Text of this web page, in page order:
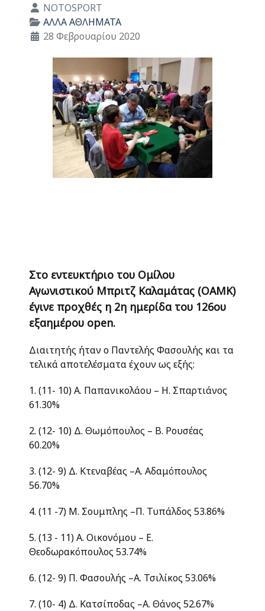
Λεπτομέρειες
NOTOSPORT
ΑΛΛΑ ΑΘΛΗΜΑΤΑ
28 Φεβρουαρίου 2020
Στο εντευκτήριο του Ομίλου
Αγωνιστικού Μπριτζ Καλαμάτας (ΟΑΜΚ)
έγινε προχθές η 2η ημερίδα του 126ου
εξαημέρου open.
Διαιτητής ήταν ο Παντελής Φασουλής και τα
τελικά αποτελέσματα έχουν ως εξής:
1. (11- 10) Α. Παπανικολάου – Η. Σπαρτιάνος
61.30%
2. (12- 10) Δ. Θωμόπουλος – Β. Ρουσέας
60.20%
3. (12- 9) Δ. Κτεναβέας –Α. Αδαμόπουλος
56.70%
4. (11 -7) Μ. Σουμπλης –Π. Τυπάλδος 53.86%
5. (13 - 11) Α. Οικονόμου – Ε.
Θεοδωρακόπουλος 53.74%
6. (12- 9) Π. Φασουλής –Α. Τσιλίκος 53.06%
7. (10- 4) Δ. Κατσίποδας –Α. Θάνος 52.67%